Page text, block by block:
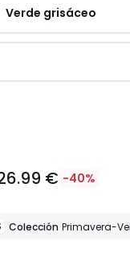
Verde grisáceo
€ -40%
Colección Primavera-